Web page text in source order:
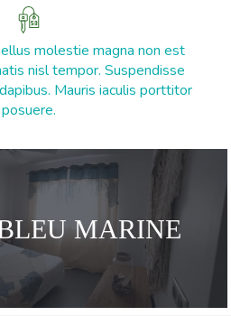
molestie magna non est
nisl tempor. Suspendisse
Mauris iaculis porttitor
posuere.
MARINE